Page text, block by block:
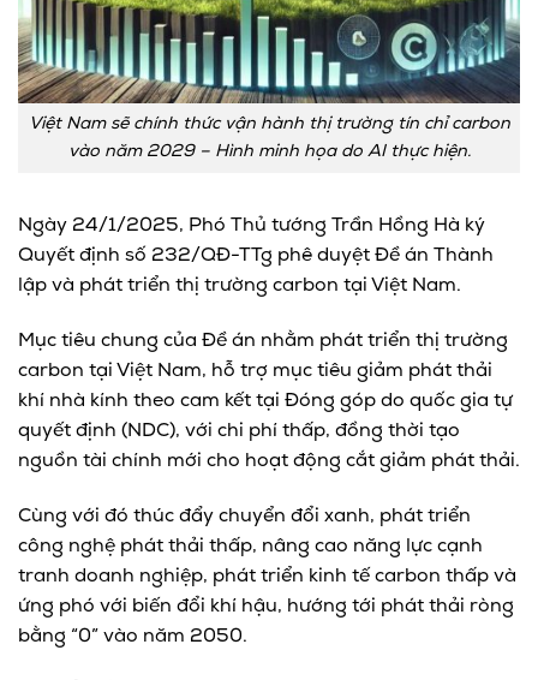
Việt Nam sẽ chính thức vận hành thị trường tín chỉ carbon
vào năm 2029 – Hình minh họa do AI thực hiện.
Ngày 24/1/2025, Phó Thủ tướng Trần Hồng Hà ký
Quyết định số 232/QĐ-TTg phê duyệt Đề án Thành
lập và phát triển thị trường carbon tại Việt Nam.
Mục tiêu chung của Đề án nhằm phát triển thị trường
carbon tại Việt Nam, hỗ trợ mục tiêu giảm phát thải
khí nhà kính theo cam kết tại Đóng góp do quốc gia tự
quyết định (NDC), với chi phí thấp, đồng thời tạo
nguồn tài chính mới cho hoạt động cắt giảm phát thải.
Cùng với đó thúc đẩy chuyển đổi xanh, phát triển
công nghệ phát thải thấp, nâng cao năng lực cạnh
tranh doanh nghiệp, phát triển kinh tế carbon thấp và
ứng phó với biến đổi khí hậu, hướng tới phát thải ròng
bằng “0” vào năm 2050.